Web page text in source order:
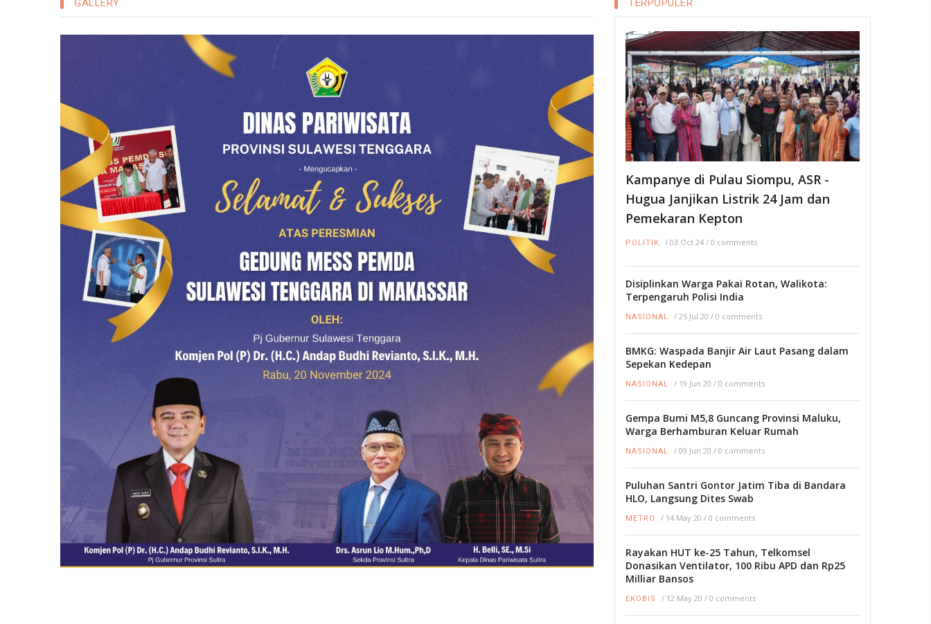
Emas, Anggota DPR RI Jaelani
Sosialisasi Program MBG di
Muna
POLITIK /23 Nov 25
Relawan Milenial ASR Berbagi
Masker dan Kampanyekan
Vaksinasi
POLITIK /25 Jun 21
GALLERY TERPOPULER
Kampanye di Pulau Siompu, ASR -
Hugua Janjikan Listrik 24 Jam dan
Pemekaran Kepton
POLITIK / 03 Oct 24 / 0 comments
Disiplinkan Warga Pakai Rotan, Walikota:
Terpengaruh Polisi India
NASIONAL / 25 Jul 20 / 0 comments
BMKG: Waspada Banjir Air Laut Pasang dalam
Sepekan Kedepan
NASIONAL / 19 Jun 20 / 0 comments
Gempa Bumi M5,8 Guncang Provinsi Maluku,
Warga Berhamburan Keluar Rumah
NASIONAL / 09 Jun 20 / 0 comments
Puluhan Santri Gontor Jatim Tiba di Bandara
HLO, Langsung Dites Swab
METRO / 14 May 20 / 0 comments
Rayakan HUT ke-25 Tahun, Telkomsel
Donasikan Ventilator, 100 Ribu APD dan Rp25
Milliar Bansos
EKOBIS / 12 May 20 / 0 comments